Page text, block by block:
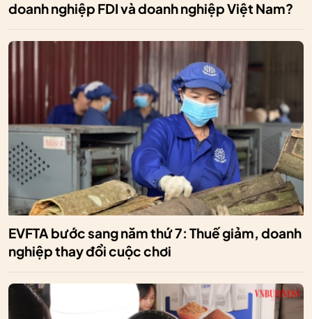
doanh nghiệp FDI và doanh nghiệp Việt Nam?
EVFTA bước sang năm thứ 7: Thuế giảm, doanh
nghiệp thay đổi cuộc chơi